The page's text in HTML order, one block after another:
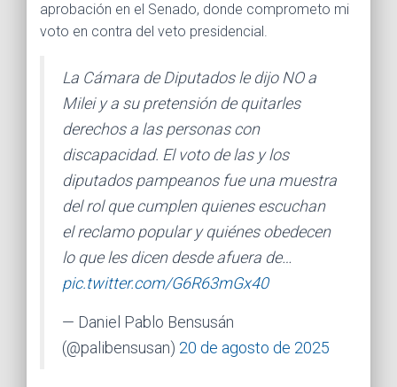
aprobación en el Senado, donde comprometo mi
voto en contra del veto presidencial.
La Cámara de Diputados le dijo NO a
Milei y a su pretensión de quitarles
derechos a las personas con
discapacidad. El voto de las y los
diputados pampeanos fue una muestra
del rol que cumplen quienes escuchan
el reclamo popular y quiénes obedecen
lo que les dicen desde afuera de…
pic.twitter.com/G6R63mGx40
— Daniel Pablo Bensusán
(@palibensusan) 20 de agosto de 2025